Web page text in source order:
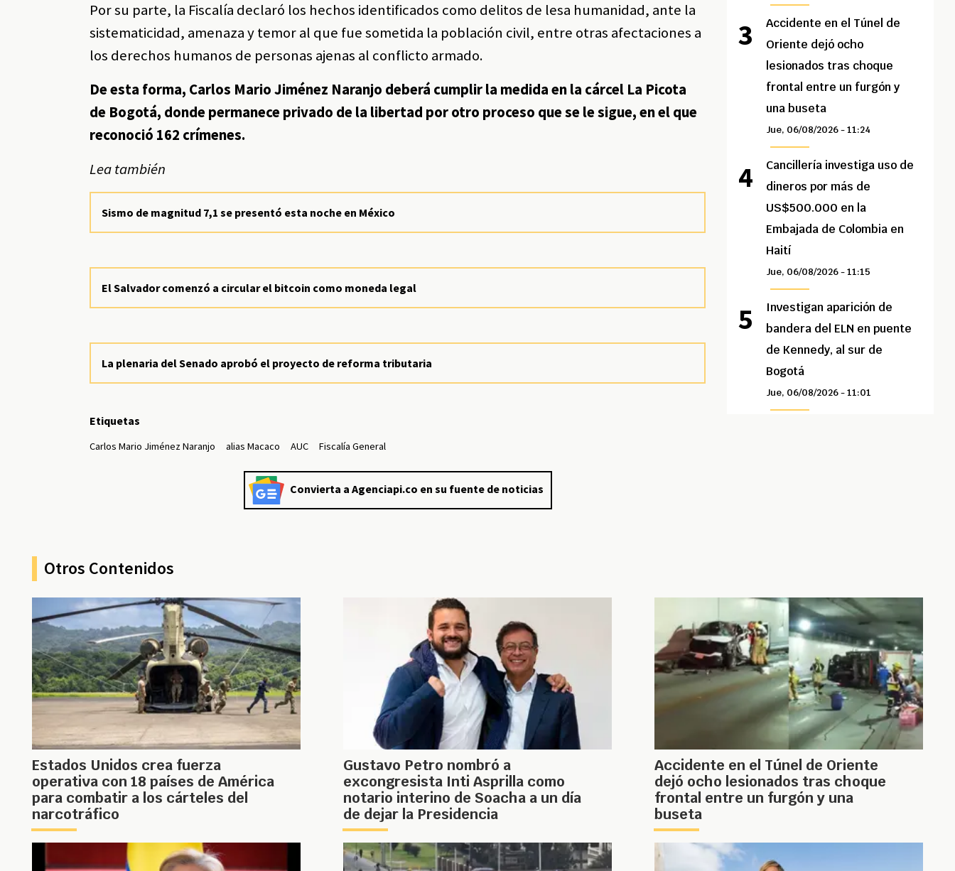
Por su parte, la Fiscalía declaró los hechos identificados como delitos de lesa humanidad, ante la
sistematicidad, amenaza y temor al que fue sometida la población civil, entre otras afectaciones a
los derechos humanos de personas ajenas al conflicto armado.
De esta forma, Carlos Mario Jiménez Naranjo deberá cumplir la medida en la cárcel La Picota
de Bogotá, donde permanece privado de la libertad por otro proceso que se le sigue, en el que
reconoció 162 crímenes.
Lea también
Sismo de magnitud 7,1 se presentó esta noche en México
El Salvador comenzó a circular el bitcoin como moneda legal
La plenaria del Senado aprobó el proyecto de reforma tributaria
Etiquetas
Carlos Mario Jiménez Naranjo alias Macaco AUC Fiscalía General
Convierta a Agenciapi.co en su fuente de noticias
Accidente en el Túnel de
Oriente dejó ocho
lesionados tras choque
frontal entre un furgón y
una buseta
Jue, 06/08/2026 - 11:24
Cancillería investiga uso de
dineros por más de
US$500.000 en la
Embajada de Colombia en
Haití
Jue, 06/08/2026 - 11:15
Investigan aparición de
bandera del ELN en puente
de Kennedy, al sur de
Bogotá
Jue, 06/08/2026 - 11:01
Otros Contenidos
Estados Unidos crea fuerza
operativa con 18 países de América
para combatir a los cárteles del
narcotráfico
Gustavo Petro nombró a
excongresista Inti Asprilla como
notario interino de Soacha a un día
de dejar la Presidencia
Accidente en el Túnel de Oriente
dejó ocho lesionados tras choque
frontal entre un furgón y una
buseta